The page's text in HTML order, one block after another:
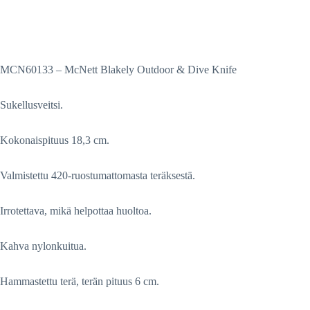
MCN60133 – McNett Blakely Outdoor & Dive Knife
Sukellusveitsi.
Kokonaispituus 18,3 cm.
Valmistettu 420-ruostumattomasta teräksestä.
Irrotettava, mikä helpottaa huoltoa.
Kahva nylonkuitua.
Hammastettu terä, terän pituus 6 cm.